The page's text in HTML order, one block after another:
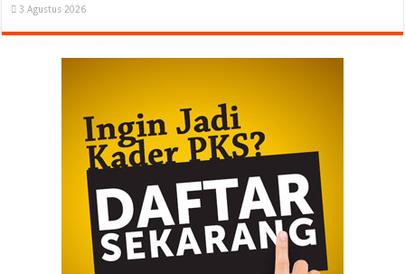
3 Agustus 2026